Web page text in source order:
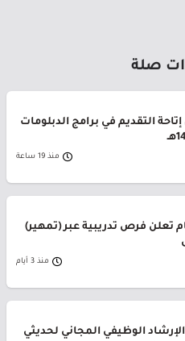
صلة
التقديم في برامج الدبلومات
منذ 19 ساعة
تعلن فرص تدريبية عبر (تمهير)
منذ 3 أيام
الوظيفي المجاني لحديثي